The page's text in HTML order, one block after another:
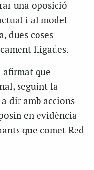
una oposició
i al model
dues coses
lligades.
afirmat que
seguint la
dir amb accions
en evidència
que comet Red